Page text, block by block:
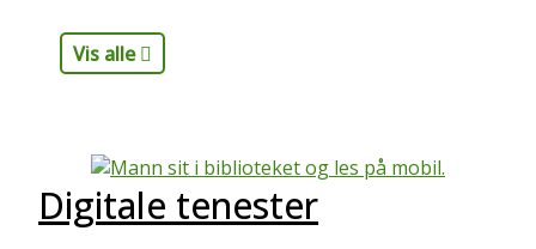
Vis alle
Digitale tenester